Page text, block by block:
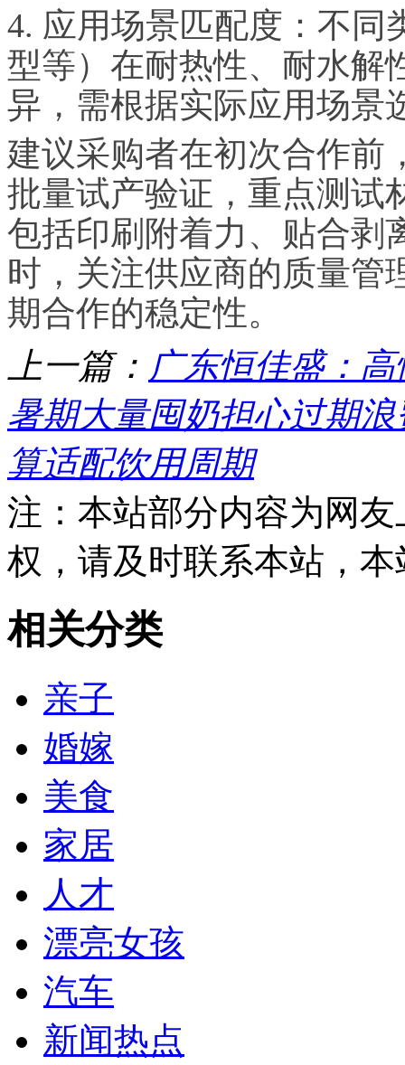
4. 应用场景匹配度：不同
型等）在耐热性、耐水解
异，需根据实际应用场景
建议采购者在初次合作前
批量试产验证，重点测试
包括印刷附着力、贴合剥
时，关注供应商的质量管
期合作的稳定性。
上一篇： 广东恒佳盛：
暑期大量囤奶担心过期
算适配饮用周期
注：本站部分内容为网
权，请及时联系本站，
相关分类
亲子
婚嫁
美食
家居
人才
漂亮女孩
汽车
新闻热点